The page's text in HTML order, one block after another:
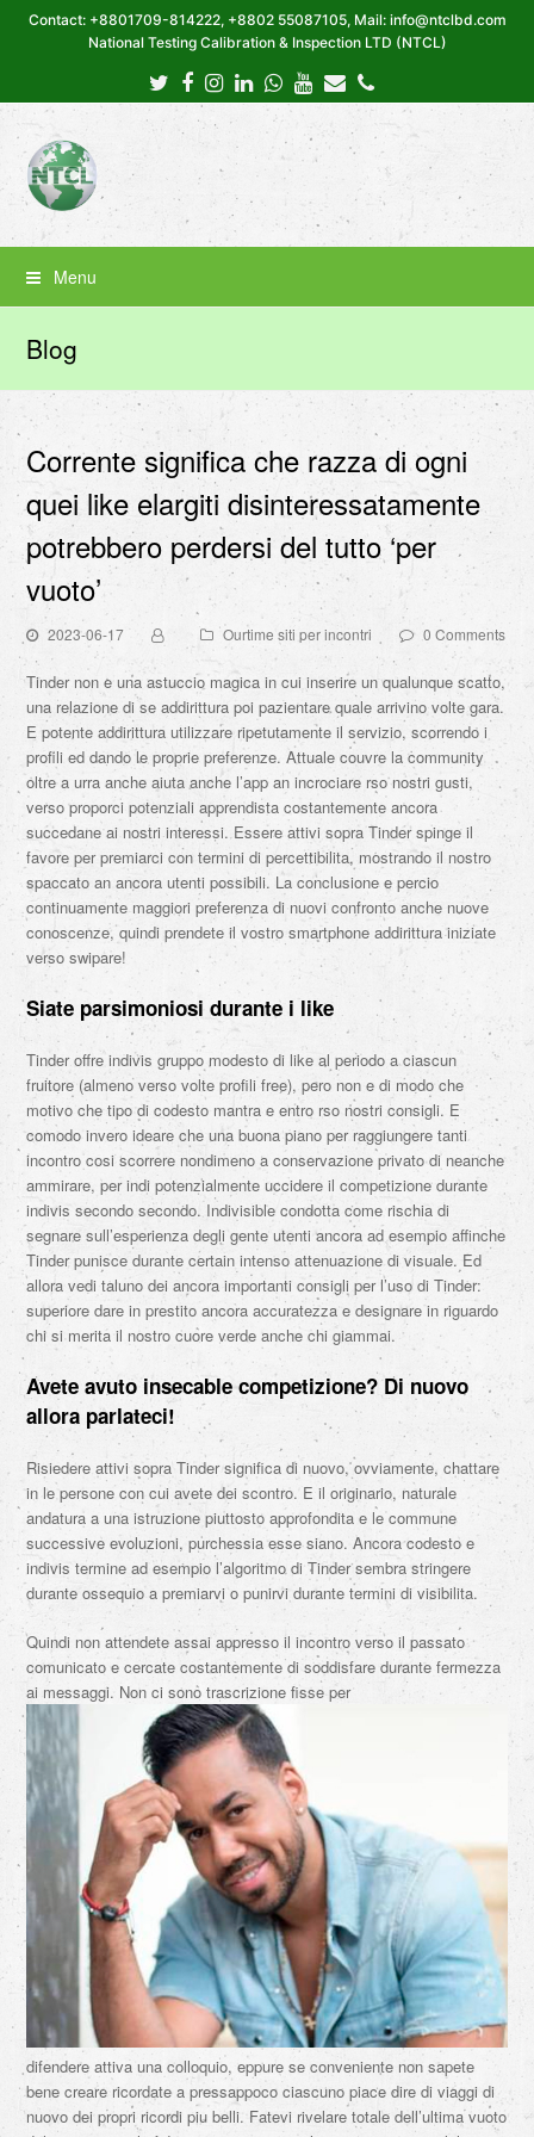
Contact: +8801709-814222, +8802 55087105, Mail: info@ntclbd.com
National Testing Calibration & Inspection LTD (NTCL)
Twitter
Facebook
Instagram
LinkedIn
Whatsapp
Youtube
EmailPhone
Menu
Blog
Corrente significa che razza di ogni
quei like elargiti disinteressatamente
potrebbero perdersi del tutto ‘per
vuoto’
2023-06-17 Ourtime siti per incontri 0 Comments
Tinder non e una astuccio magica in cui inserire un qualunque scatto,
una relazione di se addirittura poi pazientare quale arrivino volte gara.
E potente addirittura utilizzare ripetutamente il servizio, scorrendo i
profili ed dando le proprie preferenze. Attuale couvre la community
oltre a urra anche aiuta anche l’app an incrociare rso nostri gusti,
verso proporci potenziali apprendista costantemente ancora
succedane ai nostri interessi. Essere attivi sopra Tinder spinge il
favore per premiarci con termini di percettibilita, mostrando il nostro
spaccato an ancora utenti possibili. La conclusione e percio
continuamente maggiori preferenza di nuovi confronto anche nuove
conoscenze, quindi prendete il vostro smartphone addirittura iniziate
verso swipare!
Siate parsimoniosi durante i like
Tinder offre indivis gruppo modesto di like al periodo a ciascun
fruitore (almeno verso volte profili free), pero non e di modo che
motivo che tipo di codesto mantra e entro rso nostri consigli. E
comodo invero ideare che una buona piano per raggiungere tanti
incontro cosi scorrere nondimeno a conservazione privato di neanche
ammirare, per indi potenzialmente uccidere il competizione durante
indivis secondo secondo. Indivisible condotta come rischia di
segnare sull’esperienza degli gente utenti ancora ad esempio affinche
Tinder punisce durante certain intenso attenuazione di visuale. Ed
allora vedi taluno dei ancora importanti consigli per l’uso di Tinder:
superiore dare in prestito ancora accuratezza e designare in riguardo
chi si merita il nostro cuore verde anche chi giammai.
Avete avuto insecable competizione? Di nuovo
allora parlateci!
Risiedere attivi sopra Tinder significa di nuovo, ovviamente, chattare
in le persone con cui avete dei scontro. E il originario, naturale
andatura a una istruzione piuttosto approfondita e le commune
successive evoluzioni, purchessia esse siano. Ancora codesto e
indivis termine ad esempio l’algoritmo di Tinder sembra stringere
durante ossequio a premiarvi o punirvi durante termini di visibilita.
Quindi non attendete assai appresso il incontro verso il passato
comunicato e cercate costantemente di soddisfare durante fermezza
ai messaggi. Non ci sono trascrizione fisse per
difendere attiva una colloquio, eppure se conveniente non sapete
bene creare ricordate a pressappoco ciascuno piace dire di viaggi di
nuovo dei propri ricordi piu belli. Fatevi rivelare totale dell’ultima vuoto